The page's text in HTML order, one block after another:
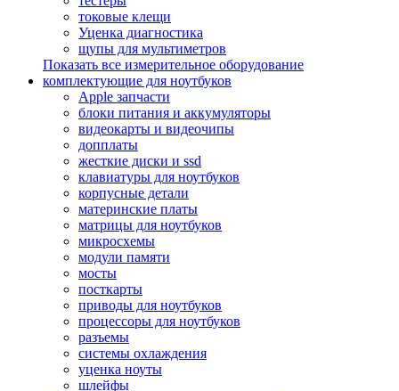
токовые клещи
Уценка диагностика
щупы для мультиметров
Показать все измерительное оборудование
комплектующие для ноутбуков
Apple запчасти
блоки питания и аккумуляторы
видеокарты и видеочипы
допплаты
жесткие диски и ssd
клавиатуры для ноутбуков
корпусные детали
материнские платы
матрицы для ноутбуков
микросхемы
модули памяти
мосты
посткарты
приводы для ноутбуков
процессоры для ноутбуков
разъемы
системы охлаждения
уценка ноуты
шлейфы